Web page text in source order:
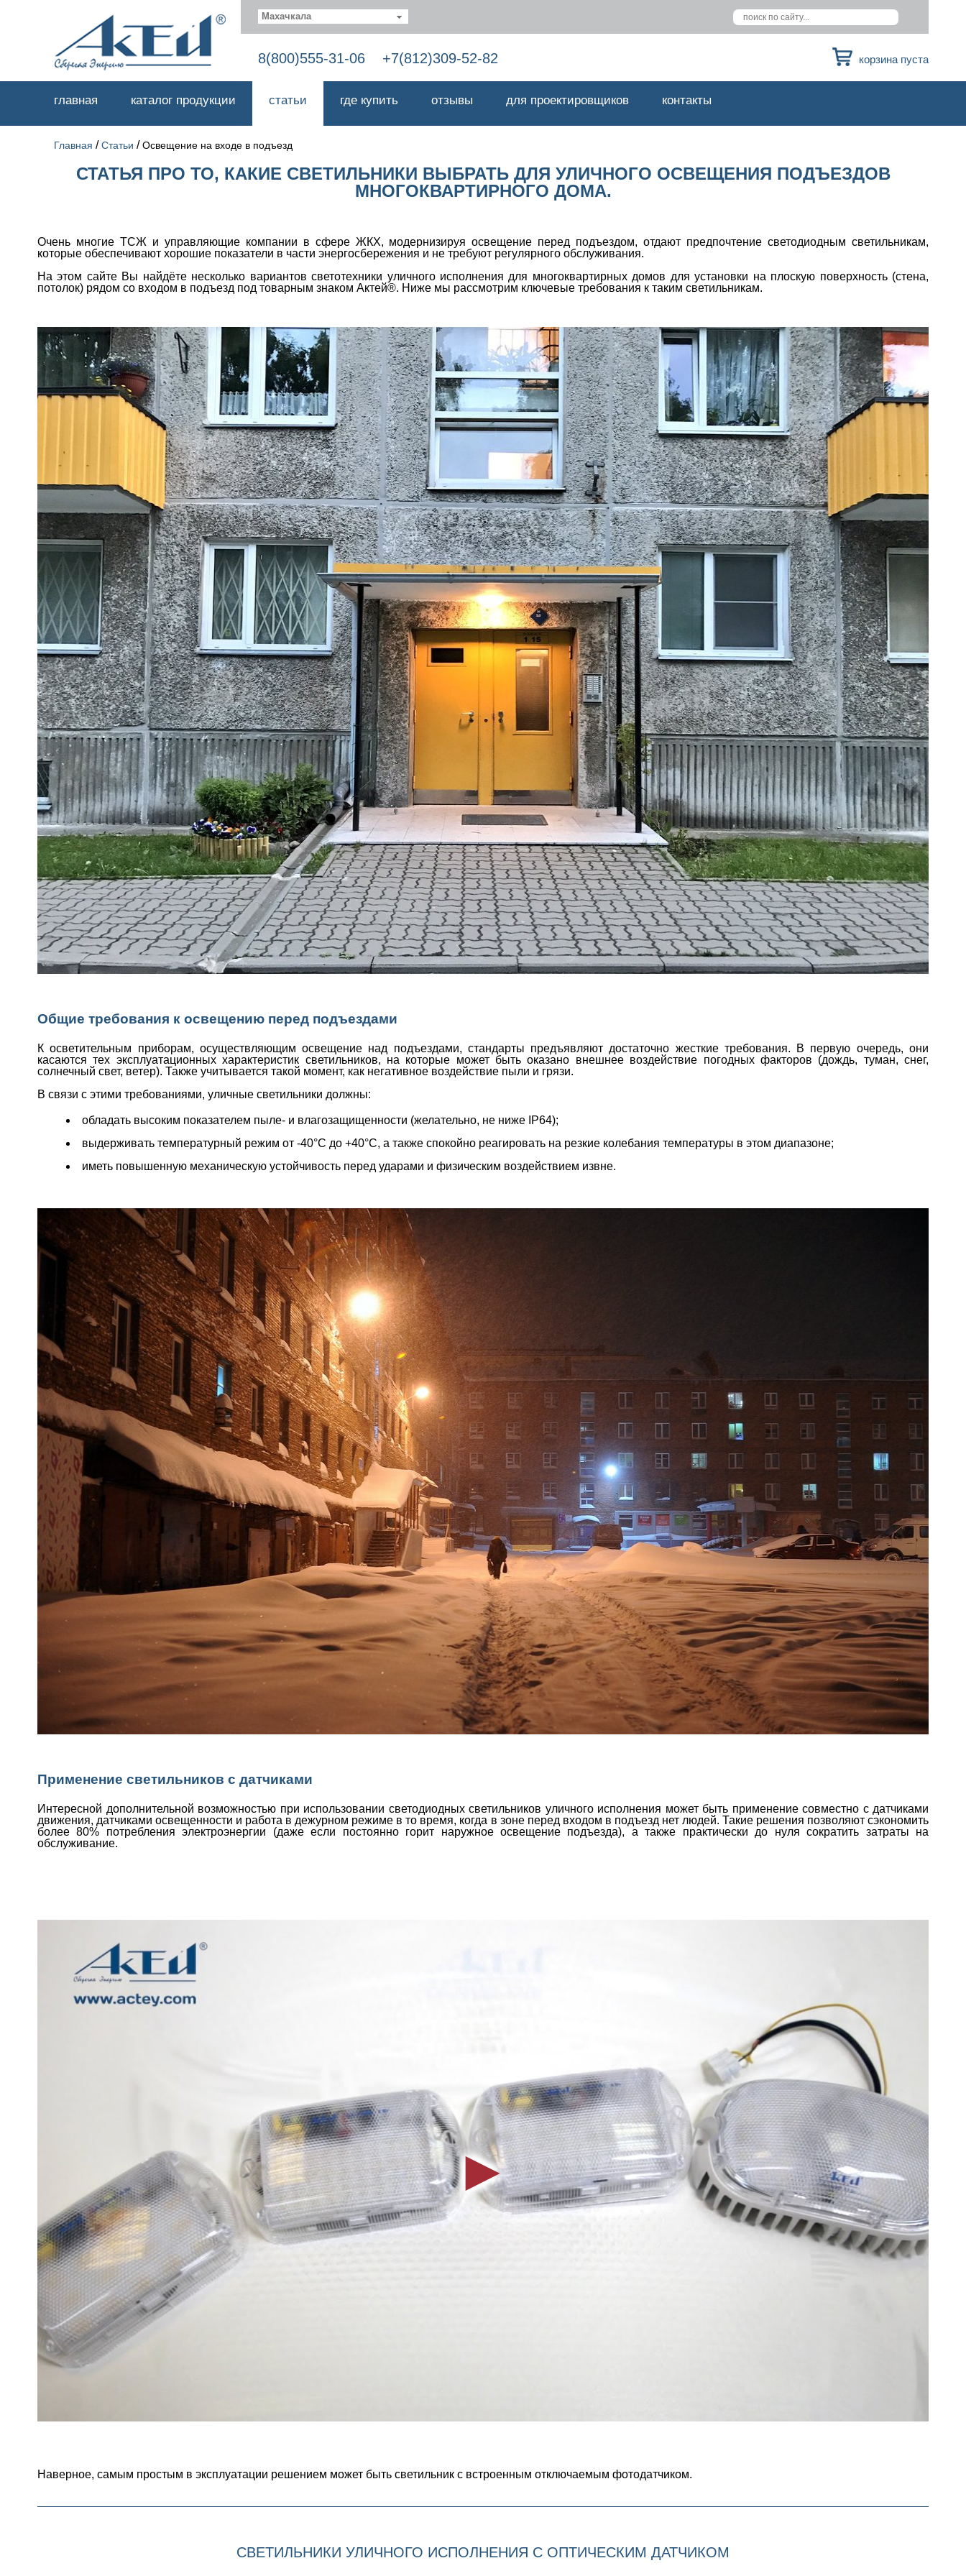
Махачкала
8(800)555-31-06 +7(812)309-52-82 корзина пуста
главная каталог продукции статьи где купить отзывы для проектировщиков контакты
Главная /Статьи /Освещение на входе в подъезд
СТАТЬЯ ПРО ТО, КАКИЕ СВЕТИЛЬНИКИ ВЫБРАТЬ ДЛЯ УЛИЧНОГО ОСВЕЩЕНИЯ ПОДЪЕЗДОВ
МНОГОКВАРТИРНОГО ДОМА.
Очень многие ТСЖ и управляющие компании в сфере ЖКХ, модернизируя освещение перед подъездом, отдают предпочтение светодиодным светильникам,
которые обеспечивают хорошие показатели в части энергосбережения и не требуют регулярного обслуживания.
На этом сайте Вы найдёте несколько вариантов светотехники уличного исполнения для многоквартирных домов для установки на плоскую поверхность (стена,
потолок) рядом со входом в подъезд под товарным знаком Актей®. Ниже мы рассмотрим ключевые требования к таким светильникам.
Общие требования к освещению перед подъездами
К осветительным приборам, осуществляющим освещение над подъездами, стандарты предъявляют достаточно жесткие требования. В первую очередь, они
касаются тех эксплуатационных характеристик светильников, на которые может быть оказано внешнее воздействие погодных факторов (дождь, туман, снег,
солнечный свет, ветер). Также учитывается такой момент, как негативное воздействие пыли и грязи.
В связи с этими требованиями, уличные светильники должны:
обладать высоким показателем пыле- и влагозащищенности (желательно, не ниже IP64);
выдерживать температурный режим от -40°С до +40°С, а также спокойно реагировать на резкие колебания температуры в этом диапазоне;
иметь повышенную механическую устойчивость перед ударами и физическим воздействием извне.
Применение светильников с датчиками
Интересной дополнительной возможностью при использовании светодиодных светильников уличного исполнения может быть применение совместно с датчиками
движения, датчиками освещенности и работа в дежурном режиме в то время, когда в зоне перед входом в подъезд нет людей. Такие решения позволяют сэкономить
более 80% потребления электроэнергии (даже если постоянно горит наружное освещение подъезда), а также практически до нуля сократить затраты на
обслуживание.
Наверное, самым простым в эксплуатации решением может быть светильник с встроенным отключаемым фотодатчиком.
СВЕТИЛЬНИКИ УЛИЧНОГО ИСПОЛНЕНИЯ С ОПТИЧЕСКИМ ДАТЧИКОМ